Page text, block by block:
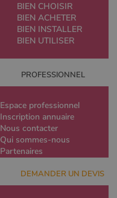
BIEN CHOISIR
BIEN ACHETER
BIEN INSTALLER
BIEN UTILISER
PROFESSIONNEL
Espace professionnel
Inscription annuaire
Nous contacter
Qui sommes-nous
Partenaires
DEMANDER UN DEVIS